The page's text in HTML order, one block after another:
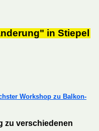
in Stiepel
Workshop zu Balkon-
zu verschiedenen